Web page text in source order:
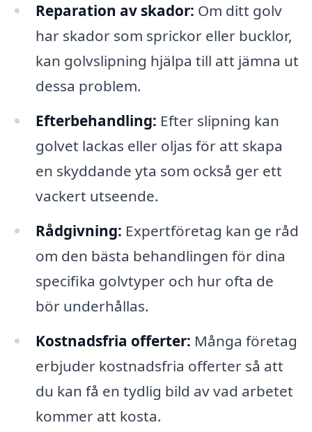
Reparation av skador: Om ditt golv
har skador som sprickor eller bucklor,
kan golvslipning hjälpa till att jämna ut
dessa problem.
Efterbehandling: Efter slipning kan
golvet lackas eller oljas för att skapa
en skyddande yta som också ger ett
vackert utseende.
Rådgivning: Expertföretag kan ge råd
om den bästa behandlingen för dina
specifika golvtyper och hur ofta de
bör underhållas.
Kostnadsfria offerter: Många företag
erbjuder kostnadsfria offerter så att
du kan få en tydlig bild av vad arbetet
kommer att kosta.